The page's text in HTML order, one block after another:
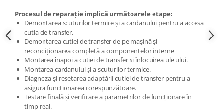
Procesul de reparație implică următoarele etape:
Demontarea scuturilor termice și a cardanului pentru a accesa
cutia de transfer.
Demontarea cutiei de transfer de pe mașină și
recondiționarea completă a componentelor interne.
Montarea înapoi a cutiei de transfer și înlocuirea uleiului.
Montarea cardanului și a scuturilor termice.
Diagnoza și resetarea adaptării cutiei de transfer pentru a
asigura funcționarea corespunzătoare.
Testare finală și verificare a parametrilor de funcționare în
timp real.